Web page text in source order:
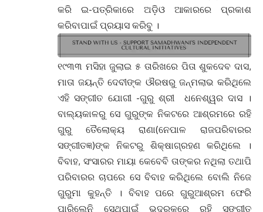
କରି ଇ-ପତ୍ରିକାରେ ଅଡ଼ିଓ ଆକାରରେ ପ୍ରକାଶ
କରିବାପାଇଁ ପ୍ରୟାସ କରିବୁ ।
୧୯୩୩ ମସିହା ଜୁଲାଇ ୫ ତାରିଖରେ ପିତା ଶୁକଦେବ ଦାସ,
ମାତା ଜୟନ୍ତି ଦେବୀଙ୍କ ଔରଷରୁ ଜନ୍ମଲାଭ କରିଥିଲେ
ଏହି ସଙ୍ଗୀତ ଯୋଗୀ -ଗୁରୁ ଶ୍ରୀ ଧନେଶ୍ୱର ଦାସ ।
ବାଲ୍ୟକାଳରୁ ସେ ଗୁରୁଙ୍କ ନିକଟରେ ଆଶ୍ରମରେ ରହି
ଗୁରୁ ତୈଲୋକ୍ୟ ରାଣା(ନେପାଳ ରାଜପରିବାରର
ସଙ୍ଗୀତଜ୍ଞ)ଙ୍କ ନିକଟରୁ ଶିକ୍ଷାଗ୍ରହଣ କରିଥିଲେ ।
ବିବାହ, ସଂସାରର ମାୟା କେବେବି ତାଙ୍କର ନଥିଲା ତଥାପି
ପରିବାରର ଚାପରେ ସେ ବିବାହ କରିଥିଲେ ବୋଲି ନିଜେ
ଗୁରୁମା କୁହନ୍ତି । ବିବାହ ପରେ ଗୁରୁଆଶ୍ରମ ଫେରି
ପାରିଲେନି ସେଥିପାଇଁ ଭଦ୍ରକରେ ରହି ସଙ୍ଗୀତ